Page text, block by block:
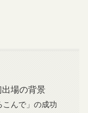
場の背景
こんで」の成功